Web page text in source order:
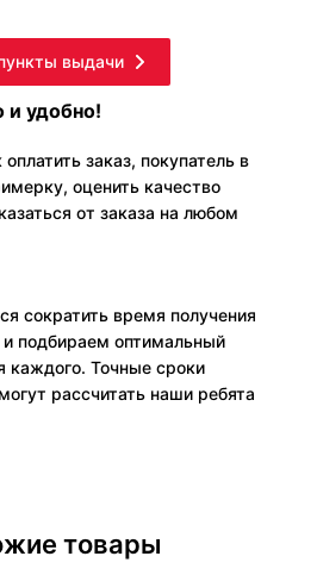
выдачи
и удобно!
заказ, покупатель в
оценить качество
от заказа на любом
сократить время получения
и подбираем оптимальный
каждого. Точные сроки
рассчитать наши ребята
товары